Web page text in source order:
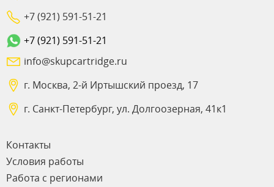
+7 (921) 591-51-21
+7 (921) 591-51-21
info@skupcartridge.ru
г. Москва, 2-й Иртышский проезд, 17
г. Санкт-Петербург, ул. Долгоозерная, 41к1
Контакты
Условия работы
Работа с регионами